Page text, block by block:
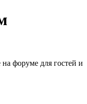
форуме для гостей и